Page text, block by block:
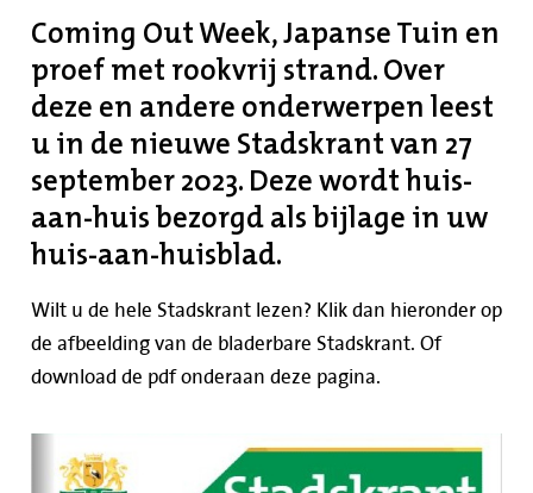
Coming Out Week, Japanse Tuin en
proef met rookvrij strand. Over
deze en andere onderwerpen leest
u in de nieuwe Stadskrant van 27
september 2023. Deze wordt huis-
aan-huis bezorgd als bijlage in uw
huis-aan-huisblad.
Wilt u de hele Stadskrant lezen? Klik dan hieronder op
de afbeelding van de bladerbare Stadskrant. Of
download de pdf onderaan deze pagina.